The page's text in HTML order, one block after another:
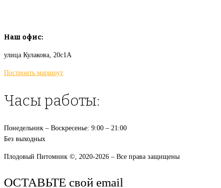
Наш офис:
улица Кулакова, 20с1А
Построить маршрут
Часы работы:
Понедельник – Воскресенье: 9:00 – 21:00
Без выходных
Плодовый Питомник ©, 2020-2026 – Все права защищены
ОСТАВЬТЕ свой email